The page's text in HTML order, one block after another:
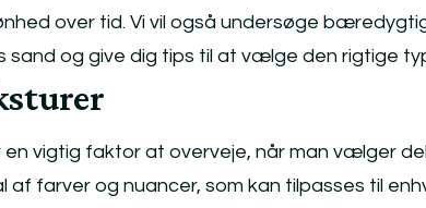
over tid. Vi vil også undersøge
sand og give dig tips til at vælge den rigtige
vigtig faktor at overveje, når man vælger
af farver og nuancer, som kan tilpasses til